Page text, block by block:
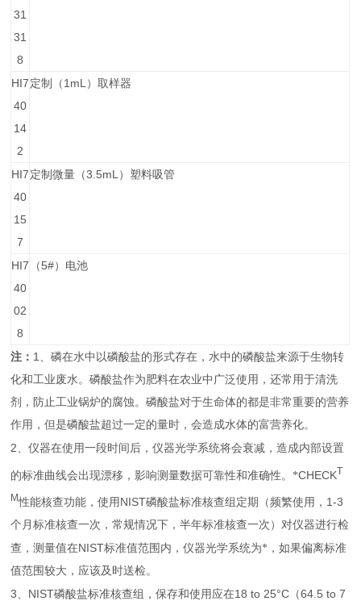
31
31
8
HI7
40
14
2
定制（ 1mL ）取样器
HI7
40
15
7
定制微量（3.5mL ）塑料吸管
HI7
40
02
8
（5#）电池
注： 1
、磷在水中以磷酸盐的形式存在，水中的磷酸盐来源于生物转
化和工业废水。磷酸盐作为肥料在农业中广泛使用，还常用于清洗
剂，防止工业锅炉的腐蚀。磷酸盐对于生命体的都是非常重要的营养
作用，但是磷酸盐超过一定的量时，会造成水体的富营养化。
2 、仪器在使用一段时间后，仪器光学系统将会衰减，造成内部设置
的标准曲线会出现漂移，影响测量数据可靠性和准确性。*CHECKT
M性能核查功能，使用 NIST磷酸盐标准核查组定期（频繁使用， 1-3
个月标准核查一次，常规情况下，半年标准核查一次）对仪器进行检
查，测量值在NIST标准值范围内，仪器光学系统为*，如果偏离标准
值范围较大，应该及时送检。
3 NIST磷酸盐标准核查组，保存和使用应在18 to 25°C （64.5 to 7